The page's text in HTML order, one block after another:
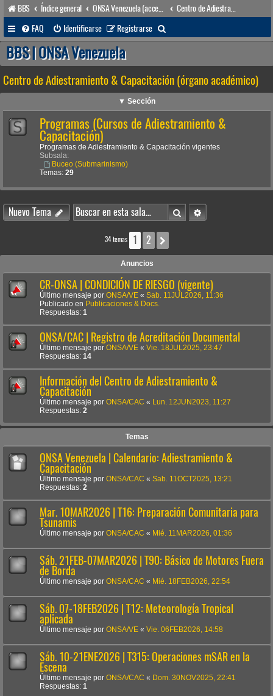
BBS Índice general ONSA Venezuela (acceso público)
Centro de Adiestramiento & Capacitación (órgano académico)
FAQ
Identificarse Registrarse
u
c
a
r
BBS | ONSA Venezuela
Centro de Adiestramiento & Capacitación (órgano académico)
▼ Sección
Programas (Cursos de Adiestramiento &
Capacitación)
Programas de Adiestramiento & Capacitación vigentes
Subsala:
Buceo (Submarinismo)
Temas: 29
Nuevo Tema BuscarBúsqueda avanzada
34 temas 1 2
Anuncios
CR-ONSA | CONDICIÓN DE RIESGO (vigente)
Último mensaje por ONSA/VE « Sab. 11JUL2026, 11:36
Publicado en Publicaciones & Docs.
Respuestas: 1
ONSA/CAC | Registro de Acreditación Documental
Último mensaje por ONSA/VE « Vie. 18JUL2025, 23:47
Respuestas: 14
Información del Centro de Adiestramiento &
Capacitación
Último mensaje por ONSA/CAC «
Lun. 12JUN2023, 11:27
Respuestas: 2
Temas
ONSA Venezuela | Calendario: Adiestramiento &
Capacitación
Último mensaje por ONSA/CAC « Sab. 11OCT2025, 13:21
Respuestas: 2
Mar. 10MAR2026 | T16: Preparación Comunitaria para
Tsunamis
Último mensaje por ONSA/CAC « Mié. 11MAR2026, 01:36
Sáb. 21FEB-07MAR2026 | T90: Básico de Motores Fuera
de Borda
Último mensaje por ONSA/CAC « Mié. 18FEB2026, 22:54
Sáb. 07-18FEB2026 | T12: Meteorología Tropical
aplicada
Último mensaje por ONSA/VE « Vie. 06FEB2026, 14:58
Sáb. 10-21ENE2026 | T315: Operaciones mSAR en la
Escena
Último mensaje por ONSA/CAC « Dom. 30NOV2025, 22:41
Respuestas: 1